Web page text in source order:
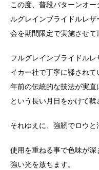
この度、普段パターンオ
ルグレインブライドルレ
会を期間限定で実施させて
フルグレインブライドル
イカー社で丁寧に鞣され
年前の伝統的な技法が実
という長い月日をかけて鞣
それゆえに、強靭でロウと
使用を重ねる事で色味が深
強い光を放ちます。